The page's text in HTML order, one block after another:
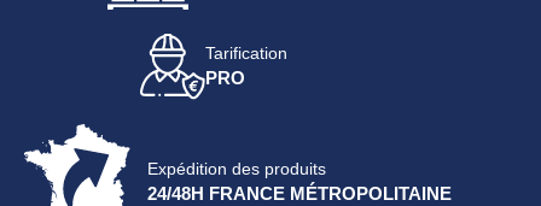
Tarification
PRO
Expédition des produits
24/48H FRANCE MÉTROPOLITAINE